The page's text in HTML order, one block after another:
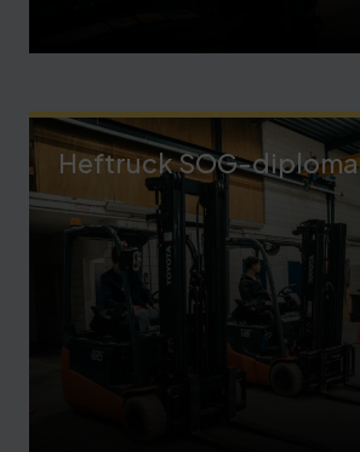
Heftruck SOG-diploma